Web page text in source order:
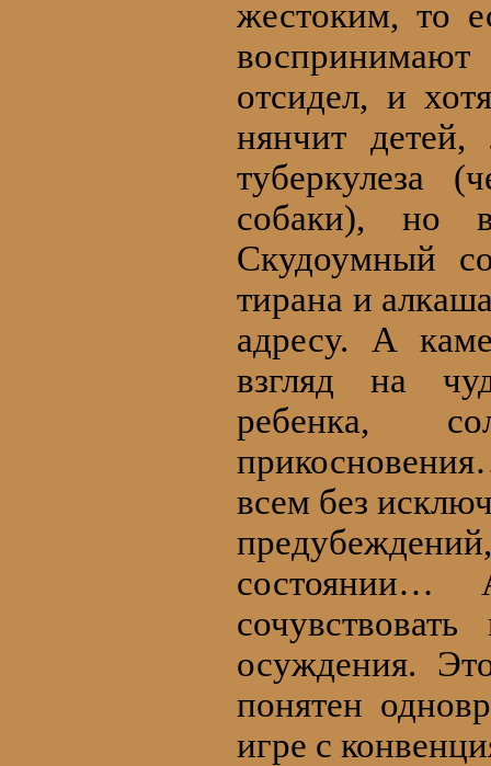
жестоким, то
отсидел, и
нянчит
туберкулеза
собаки), но
Скудоумный
тирана и
адресу. А
взгляд на
ребенка,
всем без
состоянии…
осуждения.
понятен
игре с